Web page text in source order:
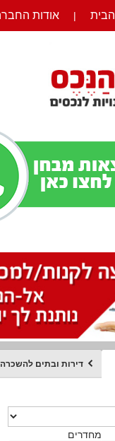
| אודות
דירות ובתים להשכרה
מחדרים
מחדרים
מחדרים
מחדרים